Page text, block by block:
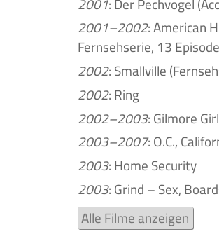
2001–2002: American
Fernsehserie, 13
2002: Smallville
2002: Ring
2002–2003: Gilmore
2003–2007: O.C.,
2003: Home Security
2003: Grind – Sex,
Alle Filme anzeigen